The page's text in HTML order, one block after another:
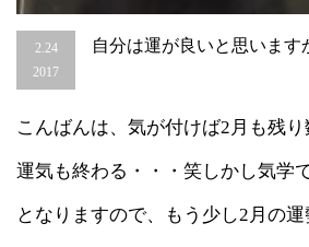
2.24
2017
自分は運が良いと思います
こんばんは、気が付けば2月も残
運気も終わる・・・笑しかし気学
となりますので、もう少し2月の